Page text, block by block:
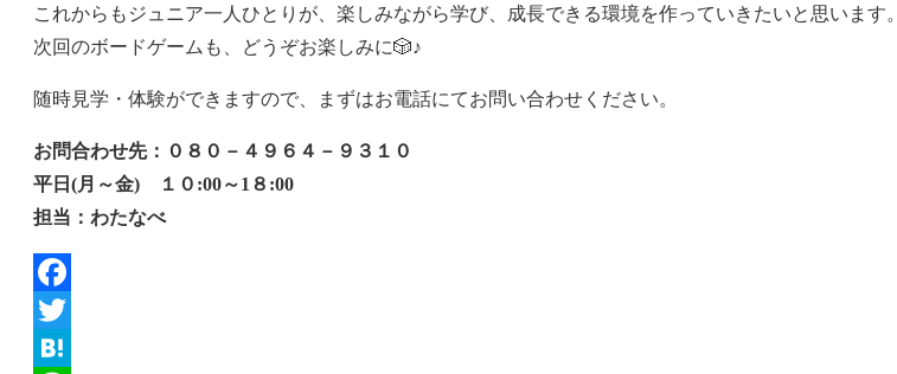
これからもジュニア一人ひとりが、楽しみながら学び、成長できる環境を作っていきたいと思います。
次回のボードゲームも、どうぞお楽しみに🎲♪
随時見学・体験ができますので、まずはお電話にてお問い合わせください。
お問合わせ先：０８０－４９６４－９３１０
平日(月～金) １０:00～1８:00
担当：わたなべ
Facebook
Twitter